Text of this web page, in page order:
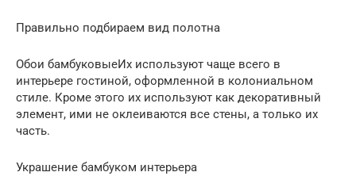
Правильно подбираем вид полотна
Обои бамбуковыеИх используют чаще всего в
интерьере гостиной, оформленной в колониальном
стиле. Кроме этого их используют как декоративный
элемент, ими не оклеиваются все стены, а только их
часть.
Украшение бамбуком интерьера